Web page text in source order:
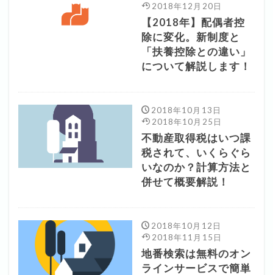
2018年12月20日
【2018年】配偶者控
除に変化。新制度と
「扶養控除との違い」
について解説します！
2018年10月13日
2018年10月25日
不動産取得税はいつ課
税されて、いくらぐら
いなのか？計算方法と
併せて概要解説！
2018年10月12日
2018年11月15日
地番検索は無料のオン
ラインサービスで簡単